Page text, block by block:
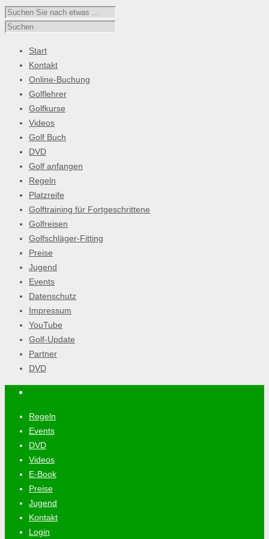
Start
Kontakt
Online-Buchung
Golflehrer
Golfkurse
Videos
Golf Buch
DVD
Golf anfangen
Regeln
Platzreife
Golftraining für Fortgeschrittene
Golfreisen
Golfschläger-Fitting
Preise
Jugend
Events
Datenschutz
Impressum
YouTube
Golf-Update
Partner
DVD
Regeln
Events
DVD
Videos
E-Book
Preise
Jugend
Kontakt
Login